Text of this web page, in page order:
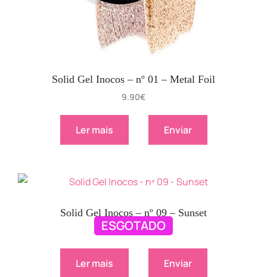
Solid Gel Inocos – nº 01 – Metal Foil
9.90€
Ler mais Enviar
ESGOTADO
Solid Gel Inocos – nº 09 – Sunset
9.90 €
Ler mais Enviar